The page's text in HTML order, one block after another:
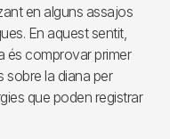
en alguns assajos
En aquest sentit,
és comprovar primer
la diana per
que poden registrar